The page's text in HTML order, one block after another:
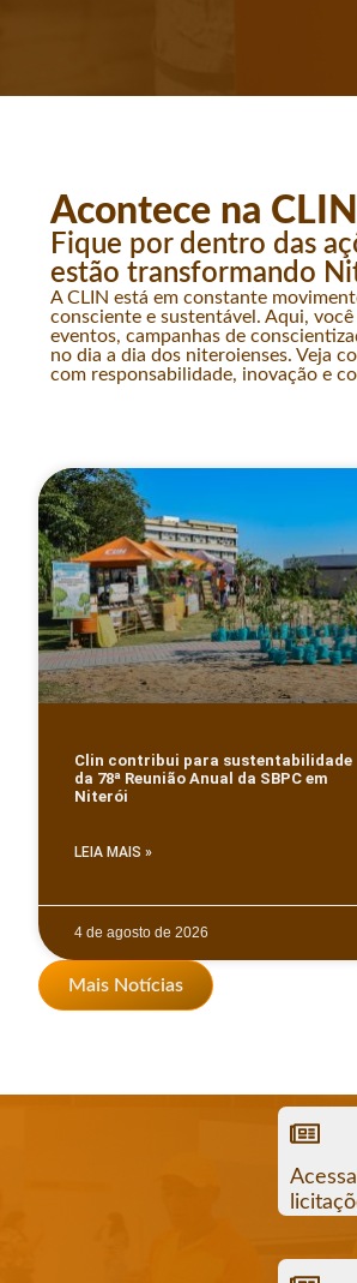
Acontece na
Fique por dentro das
estão transformando
A CLIN está em constante
consciente e sustentável. Aqui,
eventos, campanhas de
no dia a dia dos niteroienses. Veja
com responsabilidade, inovação e
Clin contribui para sustentabilidade
da 78ª Reunião Anual da SBPC em
Niterói
LEIA MAIS »
4 de agosto de 2026
Mais Notícias